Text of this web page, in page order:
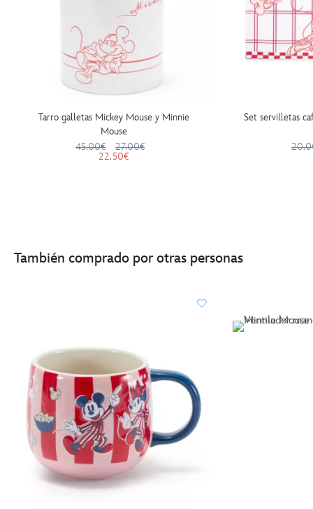
Tarro galletas Mickey Mouse y Minnie
Mouse
45.00€
27.00€
22.50€
Set servilletas
También comprado por otras personas